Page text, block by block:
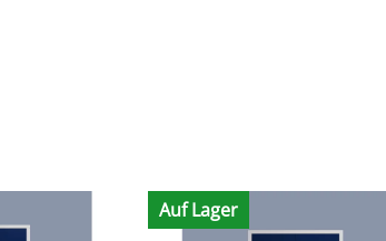
Auf Lager